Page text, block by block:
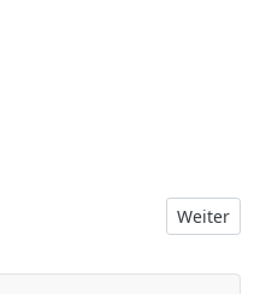
Hochstedt Nächster
Weiter